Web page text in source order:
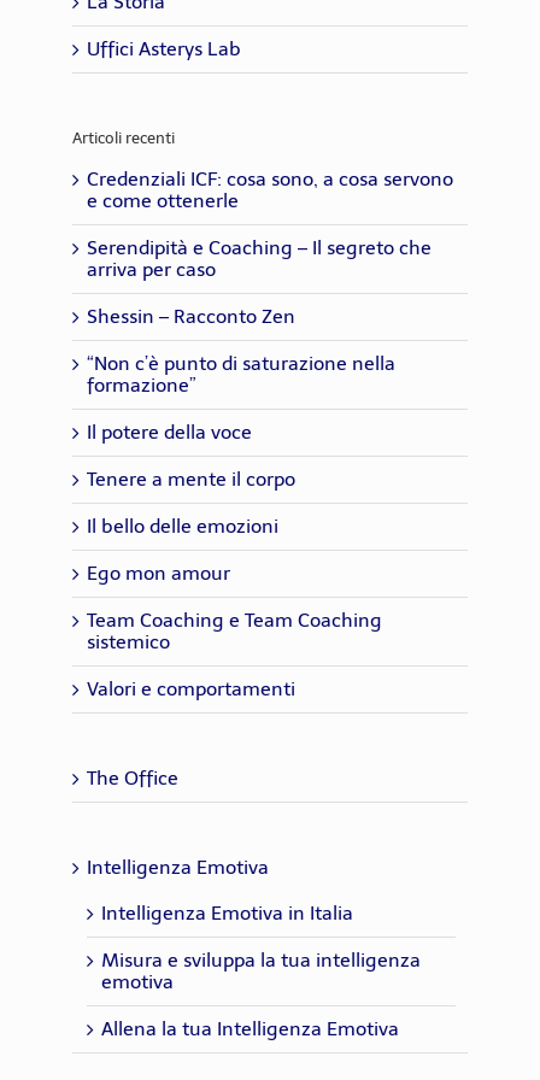
Uffici Asterys Lab
Articoli recenti
Credenziali ICF: cosa sono, a cosa servono
e come ottenerle
Serendipità e Coaching – Il segreto che
arriva per caso
Shessin – Racconto Zen
“Non c’è punto di saturazione nella
formazione”
Il potere della voce
Tenere a mente il corpo
Il bello delle emozioni
Ego mon amour
Team Coaching e Team Coaching
sistemico
Valori e comportamenti
The Office
Intelligenza Emotiva
Intelligenza Emotiva in Italia
Misura e sviluppa la tua intelligenza
emotiva
Allena la tua Intelligenza Emotiva